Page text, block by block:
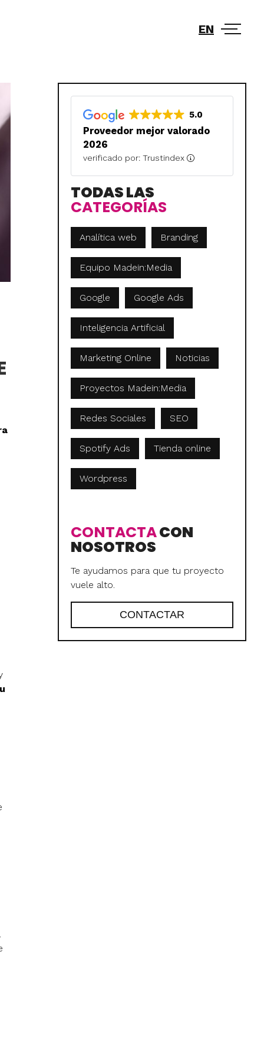
EN
5.0
Proveedor mejor valorado
2026
verificado por: Trustindex
TODAS LAS
CATEGORÍAS
Analítica web Branding
Equipo Madein:Media
Google Google Ads
Inteligencia Artificial
Marketing Online Noticias
Proyectos Madein:Media
Redes Sociales SEO
Spotify Ads Tienda online
Wordpress
CONTACTACON
NOSOTROS
Te ayudamos para que tu proyecto
vuele alto.
CONTACTAR